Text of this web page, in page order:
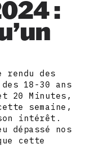
:
rendu des
18-30 ans
20 Minutes,
semaine,
intérêt.
dépassé nos
cette